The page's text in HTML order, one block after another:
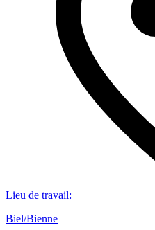
Lieu de travail:
Biel/Bienne